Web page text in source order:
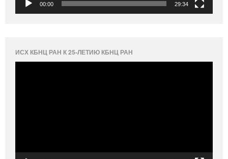
00:00 29:34
ИСХ КБНЦ РАН К 25-ЛЕТИЮ КБНЦ РАН